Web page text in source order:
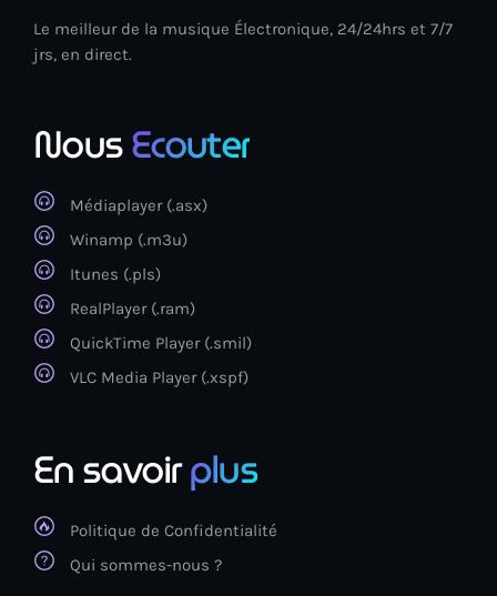
Le meilleur de la musique Électronique, 24/24hrs et 7/7
jrs, en direct.
NousEcouter
Médiaplayer (.asx)
Winamp (.m3u)
Itunes (.pls)
RealPlayer (.ram)
QuickTime Player (.smil)
VLC Media Player (.xspf)
En savoirplus
Politique de Confidentialité
Qui sommes-nous ?